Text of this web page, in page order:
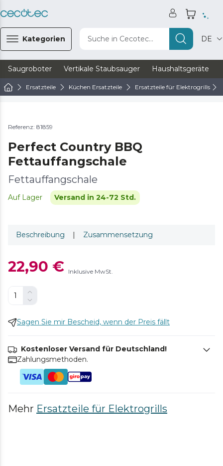
Kategorien Suche in Cecotec... DE
Saugroboter Vertikale Staubsauger Haushaltsgeräte
Ersatzteile Küchen Ersatzteile Ersatzteile für Elektrogrills
Referenz: 81859
Perfect Country BBQ
Fettauffangschale
Fettauffangschale
Auf Lager Versand in 24-72 Std.
Beschreibung | Zusammensetzung
22,90 € Inklusive MwSt.
Sagen Sie mir Bescheid, wenn der Preis fällt
Kostenloser Versand für Deutschland!
Zahlungsmethoden.
Mehr Ersatzteile für Elektrogrills